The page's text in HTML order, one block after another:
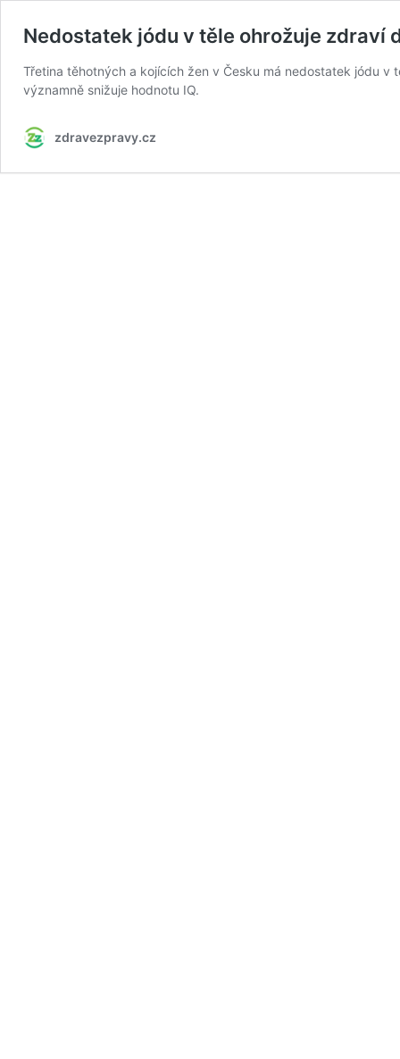
Nedostatek jódu v těle ohrožuje zdraví
Třetina těhotných a kojících žen v Česku má nedostatek jódu
významně snižuje hodnotu IQ.
zdravezpravy.cz